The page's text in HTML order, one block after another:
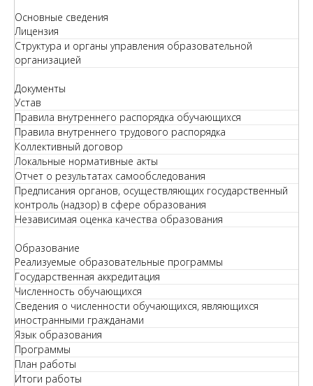
Основные сведения
Лицензия
Структура и органы управления образовательной
организацией
Документы
Устав
Правила внутреннего распорядка обучающихся
Правила внутреннего трудового распорядка
Коллективный договор
Локальные нормативные акты
Отчет о результатах самообследования
Предписания органов, осуществляющих государственный
контроль (надзор) в сфере образования
Независимая оценка качества образования
Образование
Реализуемые образовательные программы
Государственная аккредитация
Численность обучающихся
Сведения о численности обучающихся, являющихся
иностранными гражданами
Язык образования
Программы
План работы
Итоги работы